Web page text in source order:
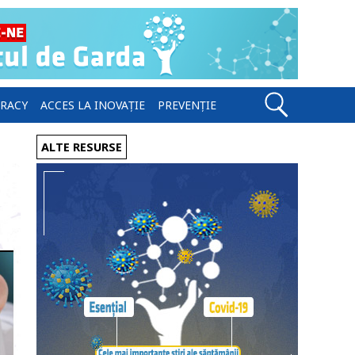
ACCES LA INOVAȚIE PREVENȚIE
ALTE RESURSE